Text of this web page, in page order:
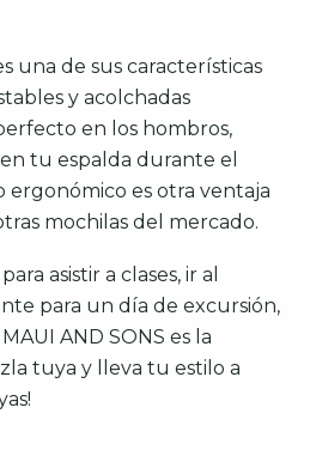
una de sus características
y acolchadas
en los hombros,
tu espalda durante el
ergonómico es otra ventaja
mochilas del mercado.
asistir a clases, ir al
para un día de excursión,
AND SONS es la
tuya y lleva tu estilo a